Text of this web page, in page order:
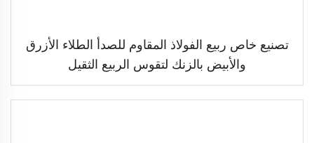
تصنيع خاص ربيع الفولاذ المقاوم للصدأ الطلاء الأزرق
والأبيض بالزنك لتقوس الربيع الثقيل